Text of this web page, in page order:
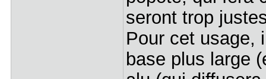
seront trop
Pour cet usage,
base plus large